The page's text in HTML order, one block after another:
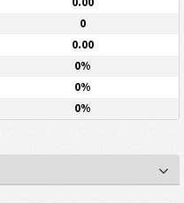
0
0.00
0%
0%
0%